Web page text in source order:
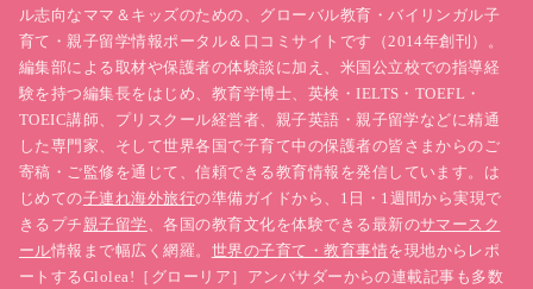
ル志向なママ＆キッズのための、グローバル教育・バイリンガル子
育て・親子留学情報ポータル＆口コミサイトです（2014年創刊）。
編集部による取材や保護者の体験談に加え、米国公立校での指導経
験を持つ編集長をはじめ、教育学博士、英検・IELTS・TOEFL・
TOEIC講師、プリスクール経営者、親子英語・親子留学などに精通
した専門家、そして世界各国で子育て中の保護者の皆さまからのご
寄稿・ご監修を通じて、信頼できる教育情報を発信しています。は
じめての子連れ海外旅行の準備ガイドから、1日・1週間から実現で
きるプチ親子留学、各国の教育文化を体験できる最新のサマースク
ール情報まで幅広く網羅。 世界の子育て・教育事情を現地からレポ
ートするGlolea!［グローリア］アンバサダーからの連載記事も多数